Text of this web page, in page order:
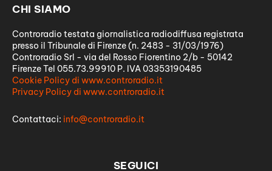
CHI SIAMO
Controradio testata giornalistica radiodiffusa registrata
presso il Tribunale di Firenze (n. 2483 - 31/03/1976)
Controradio Srl - via del Rosso Fiorentino 2/b - 50142
Firenze Tel 055.73.99910 P. IVA 03353190485
Cookie Policy di www.controradio.it
Privacy Policy di www.controradio.it
Contattaci: info@controradio.it
SEGUICI